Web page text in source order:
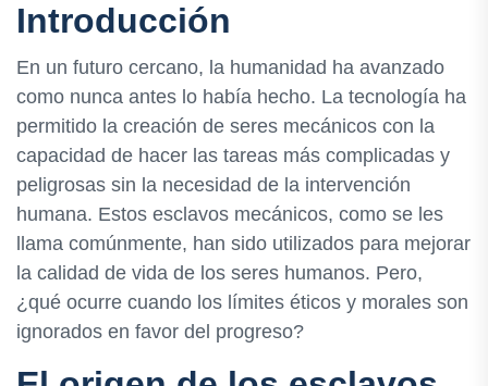
Introducción
En un futuro cercano, la humanidad ha avanzado
como nunca antes lo había hecho. La tecnología ha
permitido la creación de seres mecánicos con la
capacidad de hacer las tareas más complicadas y
peligrosas sin la necesidad de la intervención
humana. Estos esclavos mecánicos, como se les
llama comúnmente, han sido utilizados para mejorar
la calidad de vida de los seres humanos. Pero,
¿qué ocurre cuando los límites éticos y morales son
ignorados en favor del progreso?